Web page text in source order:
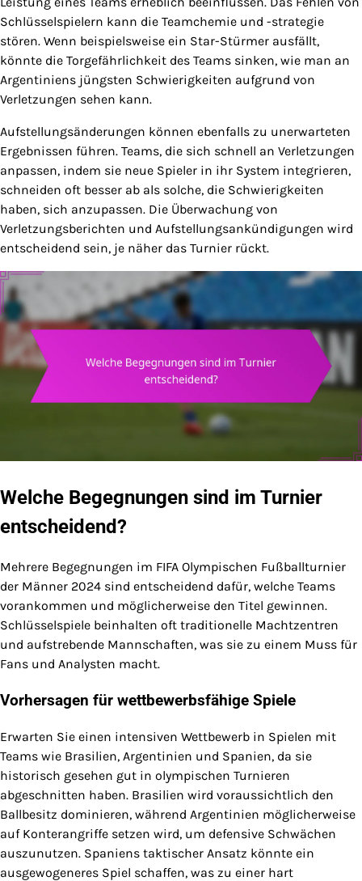
Schlüsselspielern kann die Teamchemie und -strategie
stören. Wenn beispielsweise ein Star-Stürmer ausfällt,
könnte die Torgefährlichkeit des Teams sinken, wie man an
Argentiniens jüngsten Schwierigkeiten aufgrund von
Verletzungen sehen kann.
Aufstellungsänderungen können ebenfalls zu unerwarteten
Ergebnissen führen. Teams, die sich schnell an Verletzungen
anpassen, indem sie neue Spieler in ihr System integrieren,
schneiden oft besser ab als solche, die Schwierigkeiten
haben, sich anzupassen. Die Überwachung von
Verletzungsberichten und Aufstellungsankündigungen wird
entscheidend sein, je näher das Turnier rückt.
Welche Begegnungen sind im Turnier
entscheidend?
Mehrere Begegnungen im FIFA Olympischen Fußballturnier
der Männer 2024 sind entscheidend dafür, welche Teams
vorankommen und möglicherweise den Titel gewinnen.
Schlüsselspiele beinhalten oft traditionelle Machtzentren
und aufstrebende Mannschaften, was sie zu einem Muss für
Fans und Analysten macht.
Vorhersagen für wettbewerbsfähige Spiele
Erwarten Sie einen intensiven Wettbewerb in Spielen mit
Teams wie Brasilien, Argentinien und Spanien, da sie
historisch gesehen gut in olympischen Turnieren
abgeschnitten haben. Brasilien wird voraussichtlich den
Ballbesitz dominieren, während Argentinien möglicherweise
auf Konterangriffe setzen wird, um defensive Schwächen
auszunutzen. Spaniens taktischer Ansatz könnte ein
ausgewogeneres Spiel schaffen, was zu einer hart